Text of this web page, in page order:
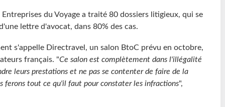
du Voyage a traité 80 dossiers litigieux, qui se
lettre d'avocat, dans 80% des cas.
s'appelle Directravel, un salon BtoC prévu en octobre,
français. "Ce salon est complètement dans l'illégalité
leurs prestations et ne pas se contenter de faire de la
ferons tout ce qu'il faut pour constater les infractions",